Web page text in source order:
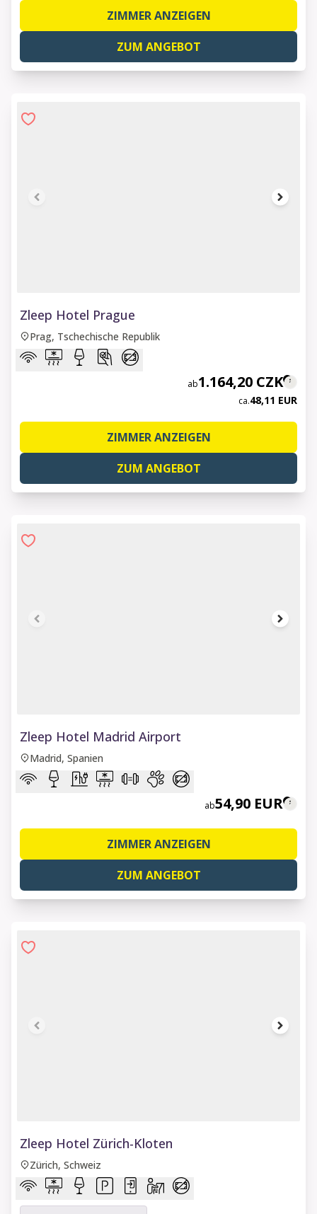
ZIMMER ANZEIGEN
ZUM ANGEBOT
Zleep Hotel Prague
Prag, Tschechische Republik
ab1.164,20 CZK
ca.48,11 EUR
ZIMMER ANZEIGEN
ZUM ANGEBOT
Zleep Hotel Madrid Airport
Madrid, Spanien
ab54,90 EUR
ZIMMER ANZEIGEN
ZUM ANGEBOT
Zleep Hotel Zürich-Kloten
Zürich, Schweiz